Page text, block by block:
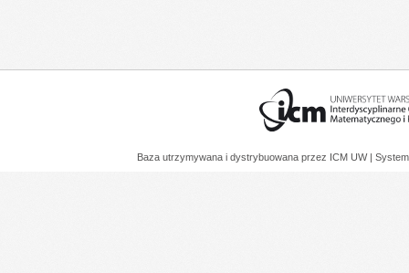
Baza utrzymywana i dystrybuowana przez ICM UW |